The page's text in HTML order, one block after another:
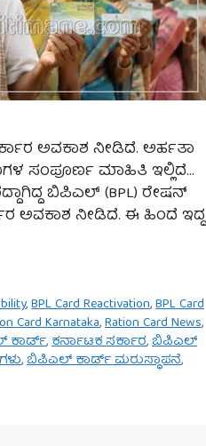
ಅವಕಾಶ ನೀಡಿದೆ. ಅರ್ಹತಾ
ಸಂಪೂರ್ಣ ಮಾಹಿತಿ ಇಲ್ಲಿದೆ…
ಬಿಪಿಎಲ್ (BPL) ರೇಷನ್
ಅವಕಾಶ ನೀಡಿದೆ. ಈ ಹಿಂದೆ ಇದ್ದ
,BPL Card Reactivation,BPL Card
Card Karnataka,Ration Card News,
ಕಾರ್ಡ್,ಕರ್ನಾಟಕ ಸರ್ಕಾರ,ಬಿಪಿಎಲ್
,ಬಿಪಿಎಲ್ ಕಾರ್ಡ್ ಮರುಸ್ಥಾಪನೆ,